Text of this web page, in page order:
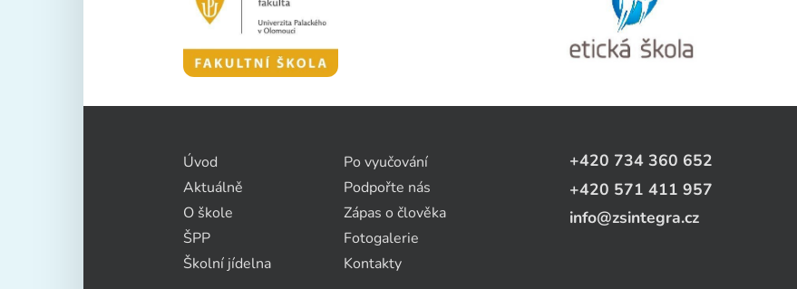
Úvod
Aktuálně
O škole
ŠPP
Školní jídelna
Po vyučování
Podpořte nás
Zápas o člověka
Fotogalerie
Kontakty
+420 734 360 652
+420 571 411 957
info@zsintegra.cz